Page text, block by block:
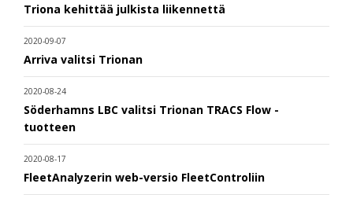
Triona kehittää julkista liikennettä
2020-09-07
Arriva valitsi Trionan
2020-08-24
Söderhamns LBC valitsi Trionan TRACS Flow -
tuotteen
2020-08-17
FleetAnalyzerin web-versio FleetControliin